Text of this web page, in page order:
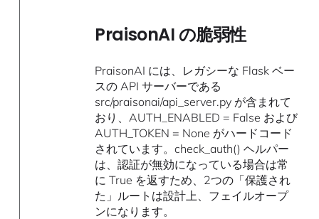
PraisonAI の脆弱性
PraisonAI には、レガシーな Flask ベー
スの API サーバーである
src/praisonai/api_server.py が含まれて
おり、AUTH_ENABLED = False および
AUTH_TOKEN = None がハードコード
されています。check_auth() ヘルパー
は、認証が無効になっている場合は常
に True を返すため、2つの「保護され
た」ルートは設計上、フェイルオープ
ンになります。